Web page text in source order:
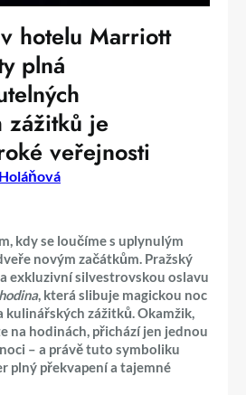
hotelu Marriott
plná
zážitků je
veřejnosti
kdy se loučíme s uplynulým
novým začátkům. Pražský
exkluzivní silvestrovskou oslavu
, která slibuje magickou noc
kulinářských zážitků. Okamžik,
na hodinách, přichází jen jednou
– a právě tuto symboliku
plný překvapení a tajemné